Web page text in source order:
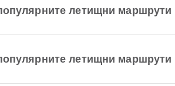
летищни
летищни